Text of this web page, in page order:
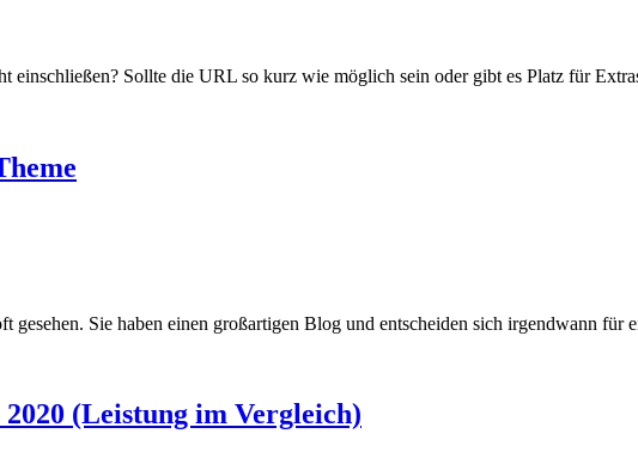
einschließen? Sollte die URL so kurz wie möglich sein oder gibt es Platz für
gesehen. Sie haben einen großartigen Blog und entscheiden sich irgendwann
(Leistung im Vergleich)